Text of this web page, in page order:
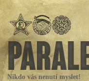
Skip
content
Nikdo vás nenutí myslet!